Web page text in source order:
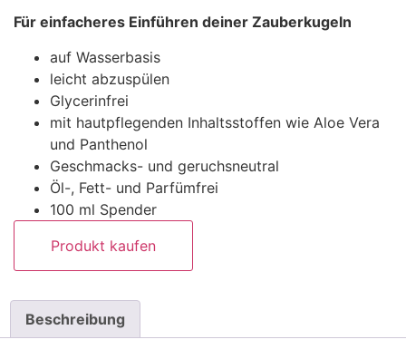
Für einfacheres Einführen deiner Zauberkugeln
auf Wasserbasis
leicht abzuspülen
Glycerinfrei
mit hautpflegenden Inhaltsstoffen wie Aloe Vera
und Panthenol
Geschmacks- und geruchsneutral
Öl-, Fett- und Parfümfrei
100 ml Spender
Produkt kaufen
Beschreibung